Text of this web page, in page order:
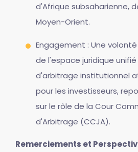
d'Afrique subsaharienne,
Moyen-Orient.
Engagement : Une
de l'espace juridique unifié
d'arbitrage institutionnel
pour les investisseurs,
sur le rôle de la Cour
d'Arbitrage (CCJA).
Remerciements et